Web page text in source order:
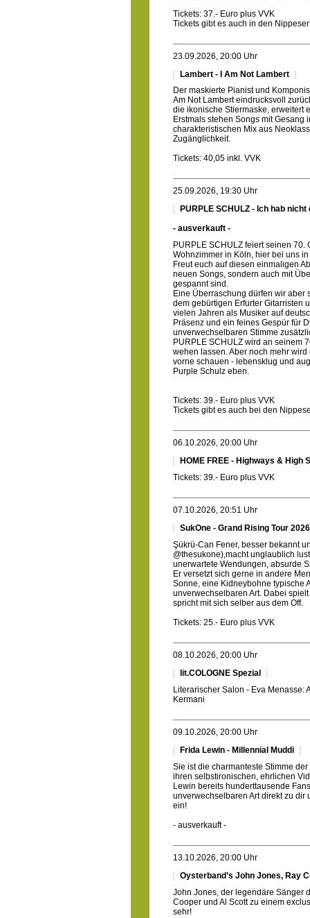
Tickets: 37.- Euro plus VVK
Tickets gibt es auch in den
23.09.2026, 20:00 Uhr
Lambert - I Am Not Lambert
Der maskierte Pianist und
Am Not Lambert eindrucksvoll
die ikonische Stiermaske, erweitert
Erstmals stehen Songs mit
charakteristischen Mix aus
Zugänglichkeit.
Tickets: 40,05 inkl. VVK
25.09.2026, 19:30 Uhr
PURPLE SCHULZ - Ich hab
- ausverkauft -
PURPLE SCHULZ feiert seinen
Wohnzimmer in Köln, hier bei uns
Freut euch auf diesen einmaligen
neuen Songs, sondern auch mit
gespannt sind.
Eine Überraschung dürfen wir aber
dem gebürtigen Erfurter Gitarristen
vielen Jahren als Musiker auf
Präsenz und ein feines Gespür für
unverwechselbaren Stimme
PURPLE SCHULZ wird an seinem
wehen lassen. Aber noch mehr
vorne schauen - lebensklug und
Purple Schulz eben.
Tickets: 39.- Euro plus VVK
Tickets gibt es auch bei den
06.10.2026, 20:00 Uhr
HOME FREE - Highways & High
Tickets: 39.- Euro plus VVK
07.10.2026, 20:51 Uhr
SukOne - Grand Rising Tour 2026
Şükrü-Can Fener, besser bekannt
@thesukone),macht unglaublich
unerwartete Wendungen, absurde
Er versetzt sich gerne in andere
Sonne, eine Kidneybohne typische
unverwechselbaren Art. Dabei
spricht mit sich selber aus dem Off.
Tickets: 25.- Euro plus VVK
08.10.2026, 20:00 Uhr
lit.COLOGNE Spezial
Literarischer Salon - Eva
Kermani
09.10.2026, 20:00 Uhr
Frida Lewin - Millennial Muddi
Sie ist die charmanteste Stimme
ihren selbstironischen, ehrlichen
Lewin bereits hunderttausende
unverwechselbaren Art direkt zu
ein!
- ausverkauft -
13.10.2026, 20:00 Uhr
Oysterband’s John Jones, Ray
John Jones, der legendäre Sänger
Cooper und Al Scott zu einem
sehr!